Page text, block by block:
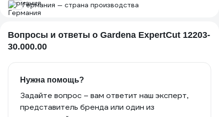
Германия — страна производства
Вопросы и ответы о Gardena ExpertCut 12203-
30.000.00
Нужна помощь?
Задайте вопрос – вам ответит наш эксперт,
представитель бренда или один из